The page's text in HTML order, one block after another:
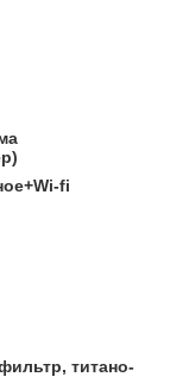
fi
титано-